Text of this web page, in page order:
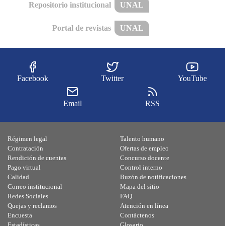
Repositorio institucional UNAL
Portal de revistas UNAL
Facebook Twitter YouTube
Email RSS
Régimen legal
Contratación
Rendición de cuentas
Pago virtual
Calidad
Talento humano
Ofertas de empleo
Concurso docente
Control interno
Buzón de notificaciones
Correo institucional
Redes Sociales
Quejas y reclamos
Encuesta
Mapa del sitio
FAQ
Atención en línea
Contáctenos